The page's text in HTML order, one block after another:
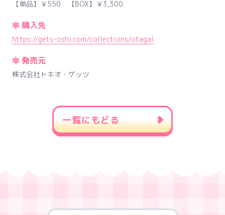
【単品】￥550 【BOX】￥3,300
購入先
https://gets-oshi.com/collections/otagal
発売元
株式会社トキオ・ゲッツ
一覧にもどる